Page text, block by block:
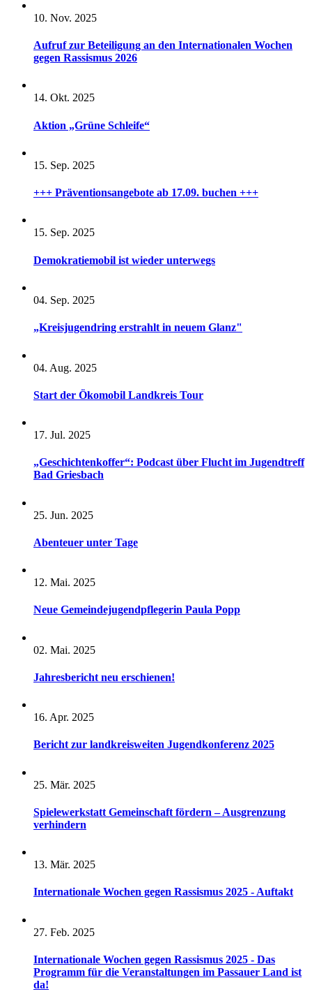
10. Nov. 2025
Aufruf zur Beteiligung an den Internationalen Wochen
gegen Rassismus 2026
14. Okt. 2025
Aktion „Grüne Schleife“
15. Sep. 2025
+++ Präventionsangebote ab 17.09. buchen +++
15. Sep. 2025
Demokratiemobil ist wieder unterwegs
04. Sep. 2025
„Kreisjugendring erstrahlt in neuem Glanz"
04. Aug. 2025
Start der Ökomobil Landkreis Tour
17. Jul. 2025
„Geschichtenkoffer“: Podcast über Flucht im Jugendtreff
Bad Griesbach
25. Jun. 2025
Abenteuer unter Tage
12. Mai. 2025
Neue Gemeindejugendpflegerin Paula Popp
02. Mai. 2025
Jahresbericht neu erschienen!
16. Apr. 2025
Bericht zur landkreisweiten Jugendkonferenz 2025
25. Mär. 2025
Spielewerkstatt Gemeinschaft fördern – Ausgrenzung
verhindern
13. Mär. 2025
Internationale Wochen gegen Rassismus 2025 - Auftakt
27. Feb. 2025
Internationale Wochen gegen Rassismus 2025 - Das
Programm für die Veranstaltungen im Passauer Land ist
da!